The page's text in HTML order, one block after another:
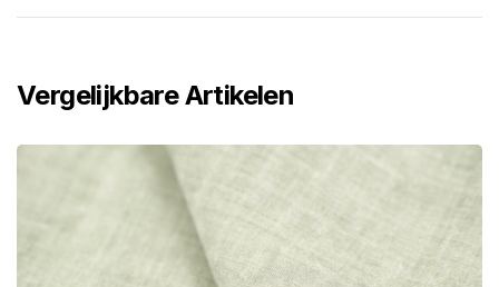
Vergelijkbare Artikelen